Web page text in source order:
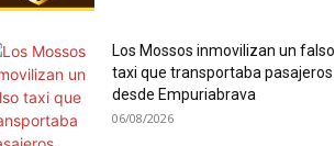
Los Mossos inmovilizan un falso
taxi que transportaba pasajeros
desde Empuriabrava
06/08/2026